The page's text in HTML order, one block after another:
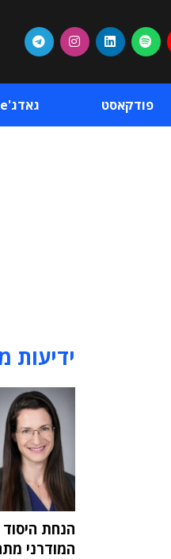
פודקאסט גאדג'Time
ידיעות
הנחת
המודרני